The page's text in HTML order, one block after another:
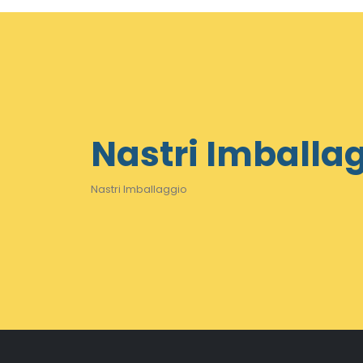
Nastri
Nastri Imballaggio